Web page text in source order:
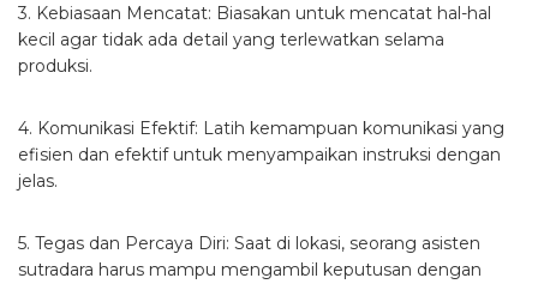
3. Kebiasaan Mencatat: Biasakan untuk mencatat hal-hal
kecil agar tidak ada detail yang terlewatkan selama
produksi.
4. Komunikasi Efektif: Latih kemampuan komunikasi yang
efisien dan efektif untuk menyampaikan instruksi dengan
jelas.
5. Tegas dan Percaya Diri: Saat di lokasi, seorang asisten
sutradara harus mampu mengambil keputusan dengan